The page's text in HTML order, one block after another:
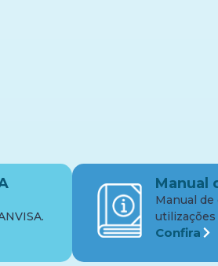
Manual
Manual de
Confira